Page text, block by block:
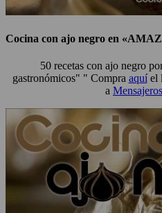
Cocina con ajo negro en
50 recetas con ajo negro
gastronómicos" " Compra aquíel
a